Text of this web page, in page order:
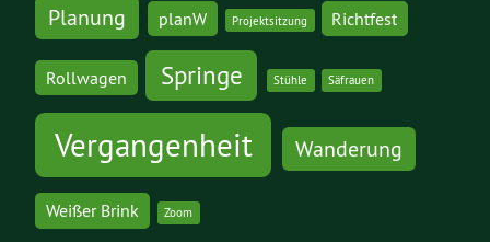
Planung planW Projektsitzung Richtfest
Rollwagen Springe Stühle Säfrauen
Vergangenheit Wanderung
Weißer Brink Zoom